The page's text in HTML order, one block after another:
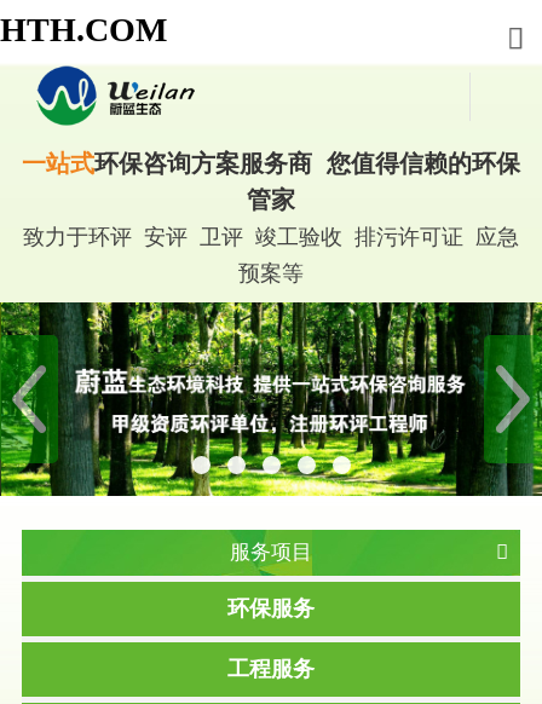
HTH.COM
一站式环保咨询方案服务商 您值得信赖的环保
管家
致力于环评 安评 卫评 竣工验收 排污许可证 应急
预案等
服务项目
环保服务
工程服务